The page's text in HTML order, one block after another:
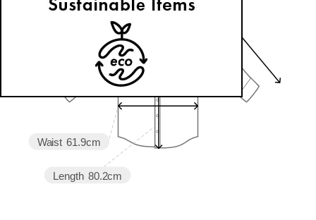
Length 80.2cm
Waist 61.9cm